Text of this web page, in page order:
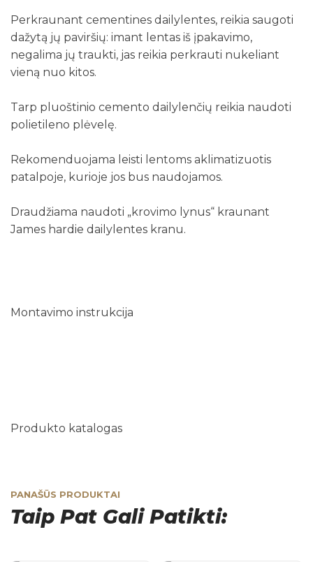
Perkraunant cementines dailylentes, reikia saugoti
dažytą jų paviršių: imant lentas iš įpakavimo,
negalima jų traukti, jas reikia perkrauti nukeliant
vieną nuo kitos.
Tarp pluoštinio cemento dailylenčių reikia naudoti
polietileno plėvelę.
Rekomenduojama leisti lentoms aklimatizuotis
patalpoje, kurioje jos bus naudojamos.
Draudžiama naudoti „krovimo lynus“ kraunant
James hardie dailylentes kranu.
Montavimo instrukcija
Produkto katalogas
PANAŠŪS PRODUKTAI
Taip Pat Gali Patikti: